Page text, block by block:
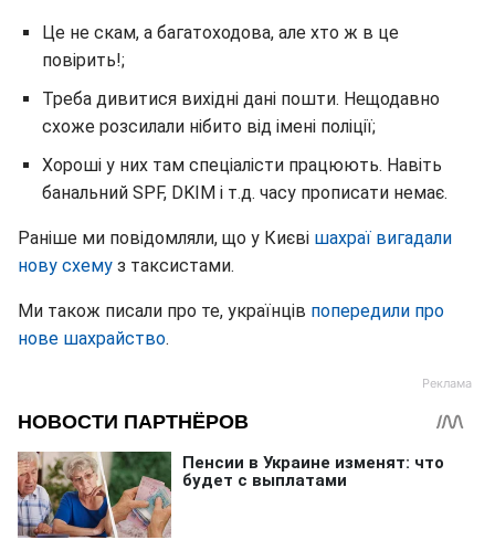
Це не скам, а багатоходова, але хто ж в це
повірить!;
Треба дивитися вихідні дані пошти. Нещодавно
схоже розсилали нібито від імені поліції;
Хороші у них там спеціалісти працюють. Навіть
банальний SPF, DKIM і т.д. часу прописати немає.
Раніше ми повідомляли, що у Києві шахраї вигадали
нову схему з таксистами.
Ми також писали про те, українців попередили про
нове шахрайство.